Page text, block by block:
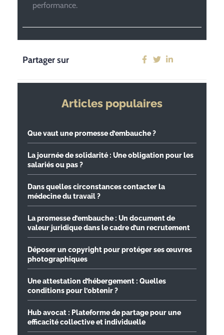
performance.
Partager sur
Articles populaires
Que vaut une promesse d’embauche ?
La journée de solidarité : Une obligation pour les
salariés ou pas ?
Dans quelles circonstances contacter la
médecine du travail ?
La promesse d’embauche : Un document de
valeur juridique dans le cadre d’un recrutement
Déposer un copyright pour protéger ses œuvres
photographiques
Une attestation d’hébergement : Quelles
conditions pour l’obtenir ?
Hub avocat : Plateforme de partage pour une
efficacité collective et individuelle